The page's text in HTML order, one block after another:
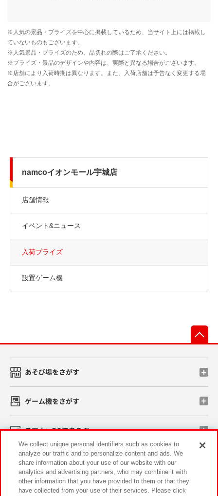
namcoイオンモール宇城店
店舗情報
イベント&ニュース
入荷プライズ
設置ゲーム機
あそび場をさがす
ゲーム機をさがす
スマホ・PCであそぶ
イベント・キャンペーン
We collect unique personal identifiers such as cookies to
analyze our traffic and to personalize content and ads. We
share information about your use of our website with our
analytics and advertising partners, who may combine it with
other information that you have provided to them or that they
have collected from your use of their services. Please click